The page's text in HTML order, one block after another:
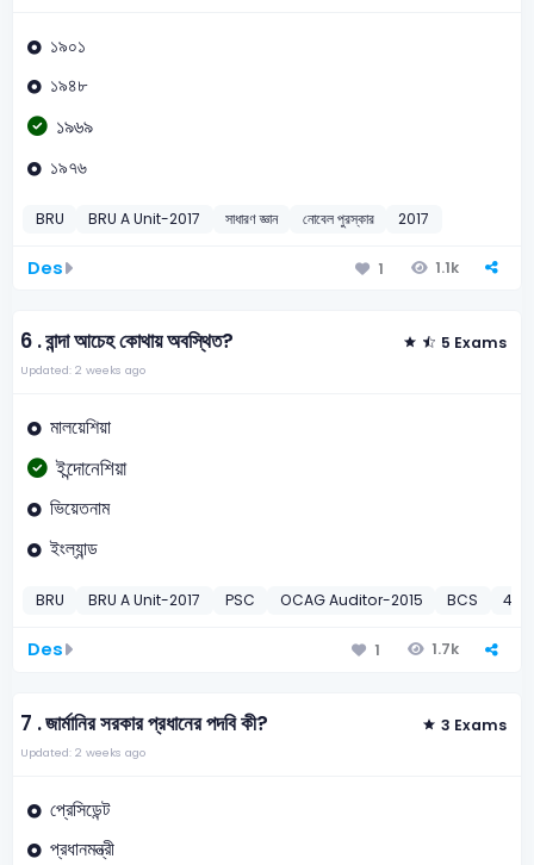
১৯০১
১৯৪৮
১৯৬৯
১৯৭৬
BRU BRU A Unit-2017 সাধারণ জ্ঞান নোবেল পুরস্কার 2017
Des 1 1.1k
6 .বান্দা আচেহ কোথায় অবস্থিত? 5 Exams
Updated: 2 weeks ago
মালয়েশিয়া
ইন্দোনেশিয়া
ভিয়েতনাম
ইংল্যান্ড
BRU BRU A Unit-2017 PSC OCAG Auditor-2015 BCS
Des 1 1.7k
7 .জার্মানির সরকার প্রধানের পদবি কী? 3 Exams
Updated: 2 weeks ago
প্রেসিডেন্ট
প্রধানমন্ত্রী